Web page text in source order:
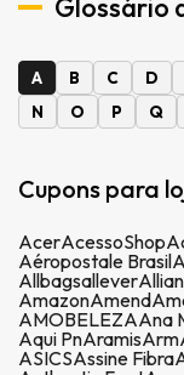
Glossário
A B C D
N
O P Q
Cupons para
AcerAcessoShop
Aéropostale Brasil
Allbagsallever
AmazonAmend
AMOBELEZAAna
Aqui PnAramisArm
ASICSAssine Fibra